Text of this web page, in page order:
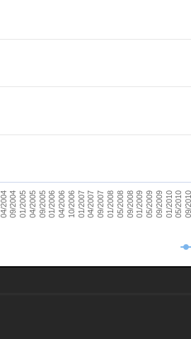
04/200409/200401/200504/200509/200501/200604/200610/200601/200704/200709/200701/200805/200809/200801/200905/200909/200901/201005/201009/